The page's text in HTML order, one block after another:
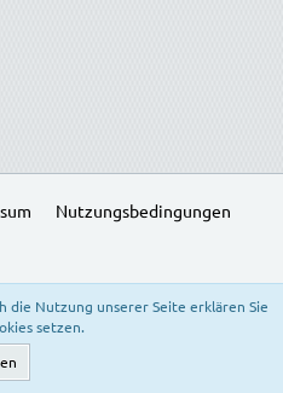
Nutzungsbedingungen
, erstellt von
WoltLab Suite™ 5.3.24
die Nutzung unserer Seite erklären Sie
setzen.